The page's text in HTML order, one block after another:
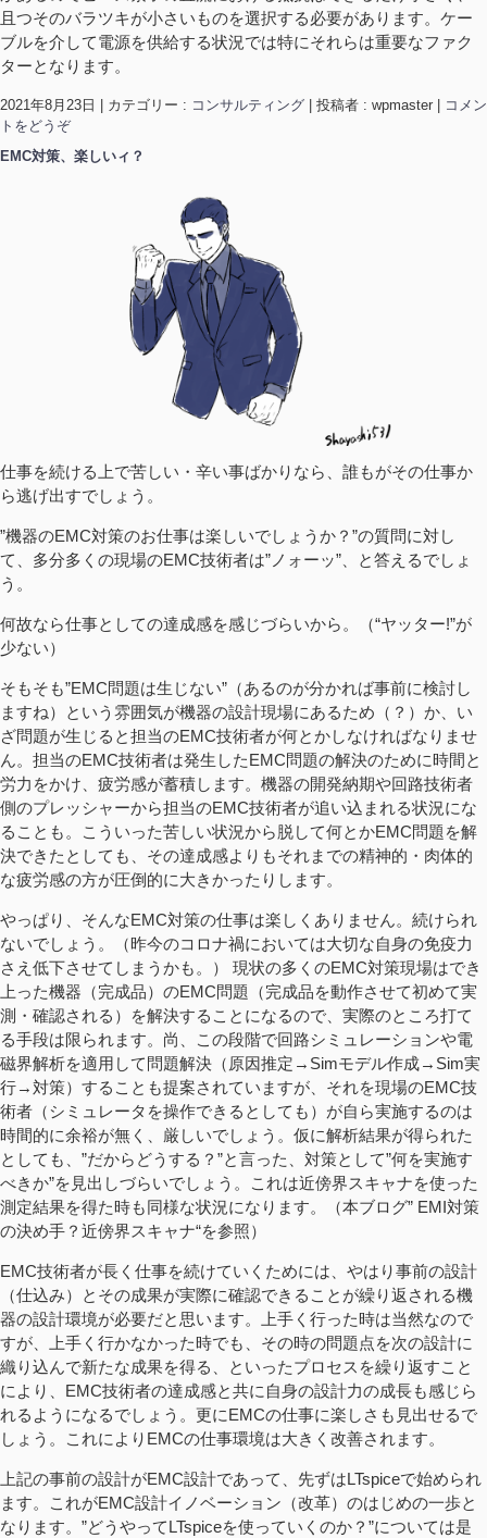
且つそのバラツキが小さいものを選択する必要があります。ケー
ブルを介して電源を供給する状況では特にそれらは重要なファク
ターとなります。
2021年8月23日 カテゴリー : コンサルティング 投稿者 : wpmaster
コメン
トをどうぞ
EMC対策、楽しいィ？
仕事を続ける上で苦しい・辛い事ばかりなら、誰もがその仕事か
ら逃げ出すでしょう。
”機器のEMC対策のお仕事は楽しいでしょうか？”の質問に対し
て、多分多くの現場のEMC技術者は”ノォーッ”、と答えるでしょ
う。
何故なら仕事としての達成感を感じづらいから。（“ヤッター!”が
少ない）
そもそも”EMC問題は生じない”（あるのが分かれば事前に検討し
ますね）という雰囲気が機器の設計現場にあるため（？）か、い
ざ問題が生じると担当のEMC技術者が何とかしなければなりませ
ん。担当のEMC技術者は発生したEMC問題の解決のために時間と
労力をかけ、疲労感が蓄積します。機器の開発納期や回路技術者
側のプレッシャーから担当のEMC技術者が追い込まれる状況にな
ることも。こういった苦しい状況から脱して何とかEMC問題を解
決できたとしても、その達成感よりもそれまでの精神的・肉体的
な疲労感の方が圧倒的に大きかったりします。
やっぱり、そんなEMC対策の仕事は楽しくありません。続けられ
ないでしょう。（昨今のコロナ禍においては大切な自身の免疫力
さえ低下させてしまうかも。） 現状の多くのEMC対策現場はでき
上った機器（完成品）のEMC問題（完成品を動作させて初めて実
測・確認される）を解決することになるので、実際のところ打て
る手段は限られます。尚、この段階で回路シミュレーションや電
磁界解析を適用して問題解決（原因推定→Simモデル作成→Sim実
行→対策）することも提案されていますが、それを現場のEMC技
術者（シミュレータを操作できるとしても）が自ら実施するのは
時間的に余裕が無く、厳しいでしょう。仮に解析結果が得られた
としても、”だからどうする？”と言った、対策として”何を実施す
べきか”を見出しづらいでしょう。これは近傍界スキャナを使った
測定結果を得た時も同様な状況になります。（本ブログ” EMI対策
の決め手？近傍界スキャナ“を参照）
EMC技術者が長く仕事を続けていくためには、やはり事前の設計
（仕込み）とその成果が実際に確認できることが繰り返される機
器の設計環境が必要だと思います。上手く行った時は当然なので
すが、上手く行かなかった時でも、その時の問題点を次の設計に
織り込んで新たな成果を得る、といったプロセスを繰り返すこと
により、EMC技術者の達成感と共に自身の設計力の成長も感じら
れるようになるでしょう。更にEMCの仕事に楽しさも見出せるで
しょう。これによりEMCの仕事環境は大きく改善されます。
上記の事前の設計がEMC設計であって、先ずはLTspiceで始められ
ます。これがEMC設計イノベーション（改革）のはじめの一歩と
なります。”どうやってLTspiceを使っていくのか？”については是